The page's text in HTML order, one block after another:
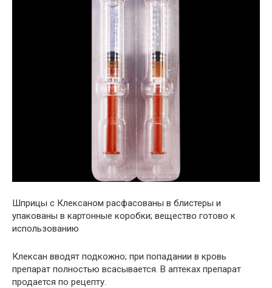
Шприцы с Клексаном расфасованы в блистеры и
упакованы в картонные коробки; вещество готово к
использованию
Клексан вводят подкожно; при попадании в кровь
препарат полностью всасывается. В аптеках препарат
продается по рецепту.